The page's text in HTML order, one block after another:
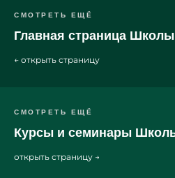
СМОТРЕТЬ ЕЩЁ
Главная страница Школы
← открыть страницу
СМОТРЕТЬ ЕЩЁ
Курсы и семинары
открыть страницу →